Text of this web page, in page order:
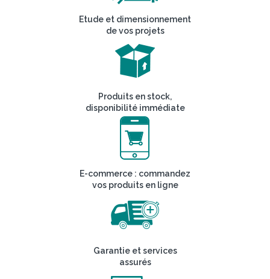
Etude et dimensionnement
de vos projets
Produits en stock,
disponibilité immédiate
E-commerce : commandez
vos produits en ligne
Garantie et services
assurés